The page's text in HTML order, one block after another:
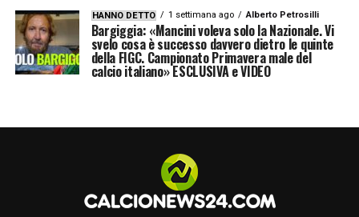
HANNO DETTO 1 settimana ago Alberto Petrosilli
Bargiggia: «Mancini voleva solo la Nazionale. Vi
svelo cosa è successo davvero dietro le quinte
della FIGC. Campionato Primavera male del
calcio italiano» ESCLUSIVA e VIDEO